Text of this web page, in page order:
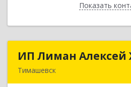
ПоказатьНазад
ИП Лиман
Тимашевск
ИП Лиман